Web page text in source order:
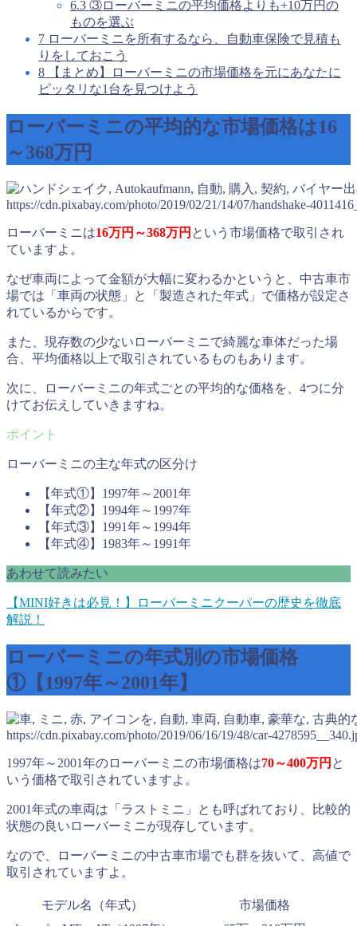
6.3 ③ローバーミニの平均価格よりも+10万円の
ものを選ぶ
7 ローバーミニを所有するなら、自動車保険で見積も
りをしておこう
8 【まとめ】ローバーミニの市場価格を元にあなたに
ピッタリな1台を見つけよう
ローバーミニの平均的な市場価格は16
～368万円
https://cdn.pixabay.com/photo/2019/02/21/14/07/handshake-
ローバーミニは16万円～368万円 という市場価格で取引され
ていますよ。
なぜ車両によって金額が大幅に変わるかというと、中古車市
場では「車両の状態」と「製造された年式」で価格が設定さ
れているからです。
また、現存数の少ないローバーミニで綺麗な車体だった場
合、平均価格以上で取引されているものもあります。
次に、ローバーミニの年式ごとの平均的な価格を、4つに分
けてお伝えしていきますね。
ローバーミニの主な年式の区分け
【年式①】1997年～2001年
【年式②】1994年～1997年
【年式③】1991年～1994年
【年式④】1983年～1991年
あわせて読みたい
【MINI好きは必見！】ローバーミニクーパーの歴史を徹底
解説！
ローバーミニの年式別の市場価格
①【1997年～2001年】
https://cdn.pixabay.com/photo/2019/06/16/19/48/car-
1997年～2001年のローバーミニの市場価格は70～400万円 と
いう価格で取引されていますよ。
2001年式の車両は「ラストミニ」とも呼ばれており、比較的
状態の良いローバーミニが現存しています。
なので、ローバーミニの中古車市場でも群を抜いて、高値で
取引されていますよ。
モデル名（年式）
市場価格